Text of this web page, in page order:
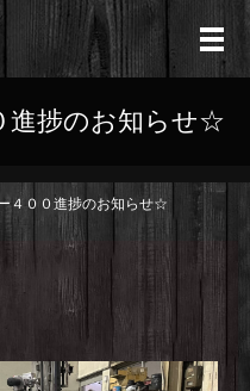
進捗のお知らせ☆
４００進捗のお知らせ☆